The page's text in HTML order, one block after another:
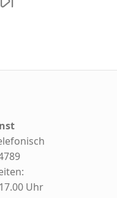
Uhr